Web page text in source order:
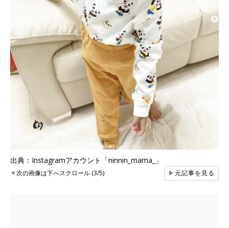
出典：Instagramアカウント「ninnin_mama_」
▼次の画像は下へスクロール (3/5) ▶元記事を見る